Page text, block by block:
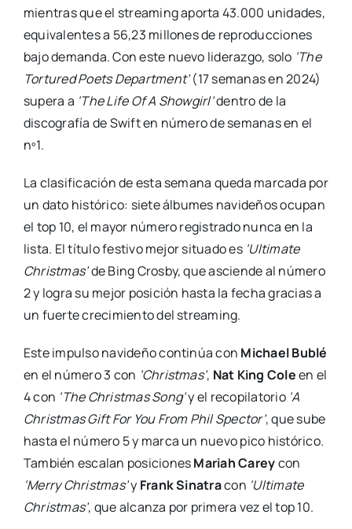
mientras que el streaming aporta 43.000 unidades,
equivalentes a 56,23 millones de reproducciones
bajo demanda. Con este nuevo liderazgo, solo ‘The
Tortured Poets Department’(17 semanas en 2024)
supera a ‘The Life Of A Showgirl’dentro de la
discografía de Swift en número de semanas en el
nº1.
La clasificación de esta semana queda marcada por
un dato histórico: siete álbumes navideños ocupan
el top 10, el mayor número registrado nunca en la
lista. El título festivo mejor situado es ‘Ultimate
Christmas’de Bing Crosby, que asciende al número
2 y logra su mejor posición hasta la fecha gracias a
un fuerte crecimiento del streaming.
Este impulso navideño continúa con Michael Bublé
en el número 3 con ‘Christmas’, Nat King Coleen el
4 con ‘The Christmas Song’y el recopilatorio ‘A
Christmas Gift For You From Phil Spector’, que sube
hasta el número 5 y marca un nuevo pico histórico.
También escalan posicionesMariah Careycon
‘Merry Christmas’y Frank Sinatracon ‘Ultimate
Christmas’, que alcanza por primera vez el top 10.